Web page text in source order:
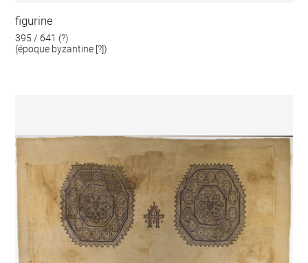
figurine
395 / 641 (?)
(époque byzantine [?])